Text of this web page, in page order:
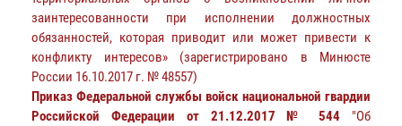
заинтересованности при исполнении должностных
обязанностей, которая приводит или может привести к
конфликту интересов» (зарегистрировано в Минюсте
России 16.10.2017 г. № 48557)
Приказ Федеральной службы войск национальной гвардии
Российской Федерации от 21.12.2017 № 544 "Об